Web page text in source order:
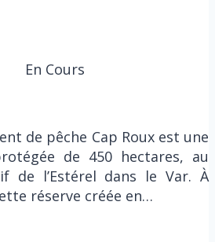
En Cours
de pêche Cap Roux est une
de 450 hectares, au
de l’Estérel dans le Var. À
réserve créée en…